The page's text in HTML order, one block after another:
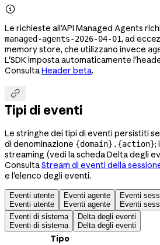

Le richieste all'API Managed Agents
managed-agents-2026-04-01, ad
memory store, che utilizzano invece
L'SDK imposta automaticamente
ConsultaHeader beta.

Tipi di eventi
Le stringhe dei tipi di eventi persistiti
di denominazione {domain}.{action};
streaming (vedi la scheda Delta degli
ConsultaStream di eventi della
e l'elenco degli eventi.
Eventi utente
Eventi utente
Eventi agente
Eventi agente
Eventi
Eventi
Eventi di sistema
Eventi di sistema
Delta degli eventi
Delta degli eventi
Tipo